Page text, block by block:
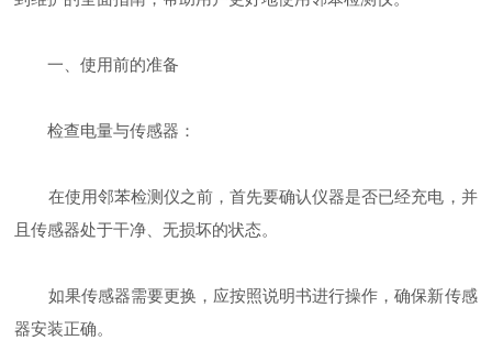
一、使用前的准备
检查电量与传感器：
在使用邻苯检测仪之前，首先要确认仪器是否已经充电，并
且传感器处于干净、无损坏的状态。
如果传感器需要更换，应按照说明书进行操作，确保新传感
器安装正确。